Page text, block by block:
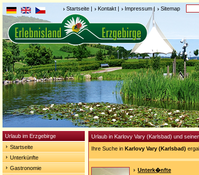
Startseite | Kontakt | Impressum| Sitemap
Urlaub im Erzgebirge
Startseite
Unterkünfte
Gastronomie
Urlaub in Karlovy Vary (Karlsbad) und
Ihre Suche in Karlovy Vary (Karlsbad)
Unterk�nfte